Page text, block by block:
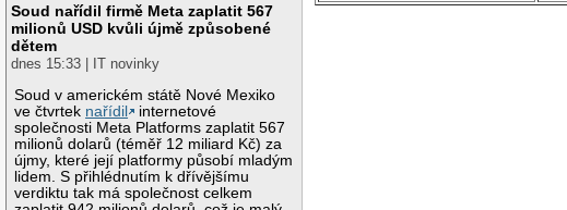
Soud nařídil firmě Meta zaplatit 567
milionů USD kvůli újmě způsobené
dětem
dnes 15:33 | IT novinky
Soud v americkém státě Nové Mexiko
ve čtvrtek nařídil
internetové
společnosti Meta Platforms zaplatit 567
milionů dolarů (téměř 12 miliard Kč) za
újmy, které její platformy působí mladým
lidem. S přihlédnutím k dřívějšímu
verdiktu tak má společnost celkem